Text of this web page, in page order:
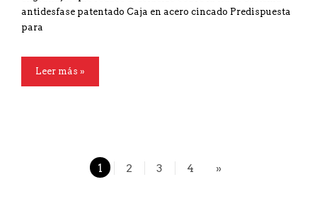
antidesfase patentado Caja en acero cincado Predispuesta
para
Leer más »
1 2 3 4 »